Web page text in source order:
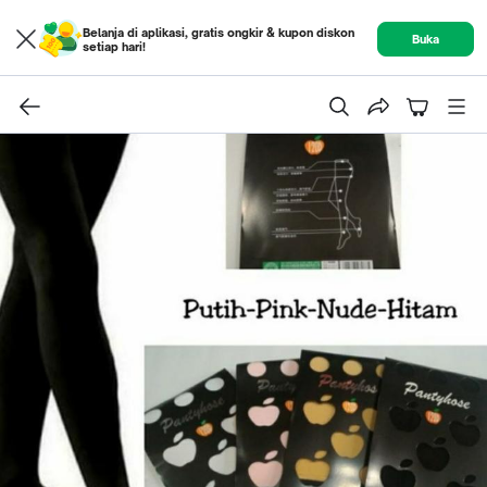
Belanja di aplikasi, gratis ongkir & kupon diskon
setiap hari!
Buka